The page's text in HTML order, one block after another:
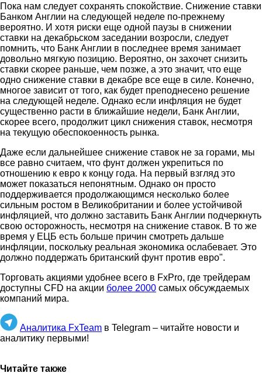
Пока нам следует сохранять спокойствие. Снижение ставки
Банком Англии на следующей неделе по-прежнему
вероятно. И хотя риски еще одной паузы в снижении
ставки на декабрьском заседании возросли, следует
помнить, что Банк Англии в последнее время занимает
довольно мягкую позицию. Вероятно, он захочет снизить
ставки скорее раньше, чем позже, а это значит, что еще
одно снижение ставки в декабре все еще в силе. Конечно,
многое зависит от того, как будет преподнесено решение
на следующей неделе. Однако если инфляция не будет
существенно расти в ближайшие недели, Банк Англии,
скорее всего, продолжит цикл снижения ставок, несмотря
на текущую обеспокоенность рынка.
Даже если дальнейшее снижение ставок не за горами, мы
все равно считаем, что фунт должен укрепиться по
отношению к евро к концу года. На первый взгляд это
может показаться непонятным. Однако он просто
поддерживается продолжающимся несколько более
сильным ростом в Великобритании и более устойчивой
инфляцией, что должно заставить Банк Англии подчеркнуть
свою осторожность, несмотря на снижение ставок. В то же
время у ЕЦБ есть больше причин смотреть дальше
инфляции, поскольку реальная экономика ослабевает. Это
должно поддержать британский фунт против евро".
Торговать акциями удобнее всего в FxPro, где трейдерам
доступны CFD на акции более 2000 самых обсуждаемых
компаний мира.
Аналитика FxTeam в Telegram – читайте новости и
аналитику первыми!
Читайте также